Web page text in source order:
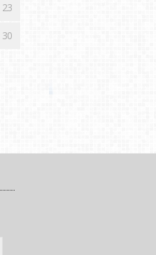
23
30